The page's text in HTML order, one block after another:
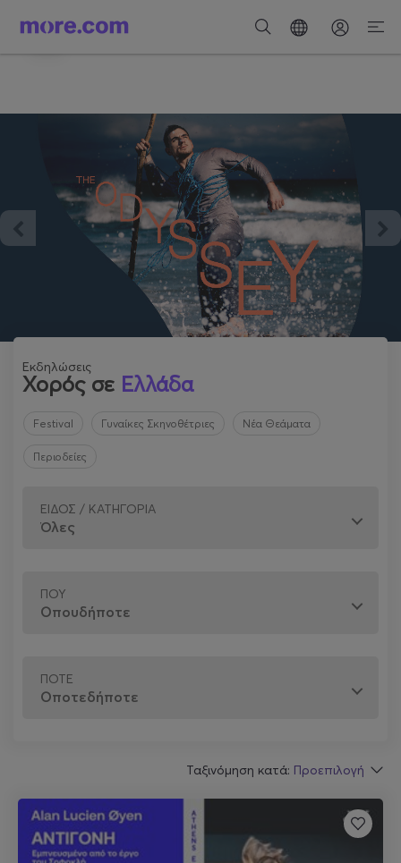
Η καλύτερη εμπειρία για να ανακαλύπτεις
Λήψη
Εκδηλώσεις
Χορός σε Ελλάδα
Festival Γυναίκες Σκηνοθέτριες Νέα Θεάματα
Περιοδείες
ΕΊΔΟΣ / ΚΑΤΗΓΟΡΊΑ
ΠΟΎ
ΠΌΤΕ
Ταξινόμηση κατά: Προεπιλογή